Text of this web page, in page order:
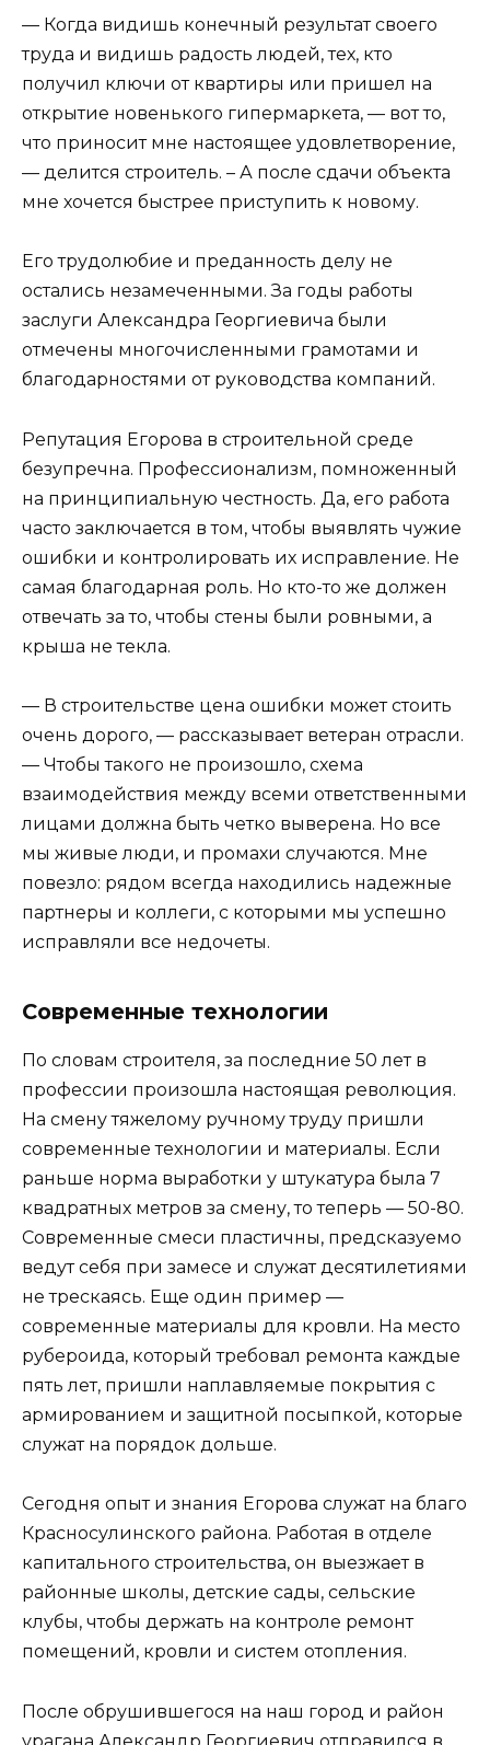
— Когда видишь конечный результат своего
труда и видишь радость людей, тех, кто
получил ключи от квартиры или пришел на
открытие новенького гипермаркета, — вот то,
что приносит мне настоящее удовлетворение,
— делится строитель. – А после сдачи объекта
мне хочется быстрее приступить к новому.
Его трудолюбие и преданность делу не
остались незамеченными. За годы работы
заслуги Александра Георгиевича были
отмечены многочисленными грамотами и
благодарностями от руководства компаний.
Репутация Егорова в строительной среде
безупречна. Профессионализм, помноженный
на принципиальную честность. Да, его работа
часто заключается в том, чтобы выявлять чужие
ошибки и контролировать их исправление. Не
самая благодарная роль. Но кто-то же должен
отвечать за то, чтобы стены были ровными, а
крыша не текла.
— В строительстве цена ошибки может стоить
очень дорого, — рассказывает ветеран отрасли.
— Чтобы такого не произошло, схема
взаимодействия между всеми ответственными
лицами должна быть четко выверена. Но все
мы живые люди, и промахи случаются. Мне
повезло: рядом всегда находились надежные
партнеры и коллеги, с которыми мы успешно
исправляли все недочеты.
Современные технологии
По словам строителя, за последние 50 лет в
профессии произошла настоящая революция.
На смену тяжелому ручному труду пришли
современные технологии и материалы. Если
раньше норма выработки у штукатура была 7
квадратных метров за смену, то теперь — 50-80.
Современные смеси пластичны, предсказуемо
ведут себя при замесе и служат десятилетиями
не трескаясь. Еще один пример —
современные материалы для кровли. На место
рубероида, который требовал ремонта каждые
пять лет, пришли наплавляемые покрытия с
армированием и защитной посыпкой, которые
служат на порядок дольше.
Сегодня опыт и знания Егорова служат на благо
Красносулинского района. Работая в отделе
капитального строительства, он выезжает в
районные школы, детские сады, сельские
клубы, чтобы держать на контроле ремонт
помещений, кровли и систем отопления.
После обрушившегося на наш город и район
урагана Александр Георгиевич отправился в